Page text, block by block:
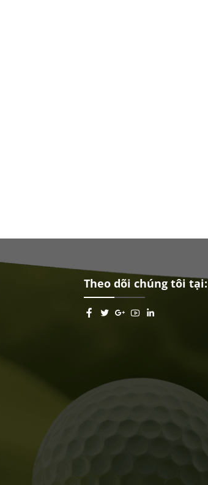
Theo dõi chúng tôi tại: